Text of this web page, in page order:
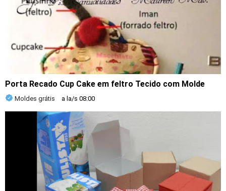
Porta Recado Cup Cake em feltro Tecido com Molde
Moldes grátis a la/s 08:00